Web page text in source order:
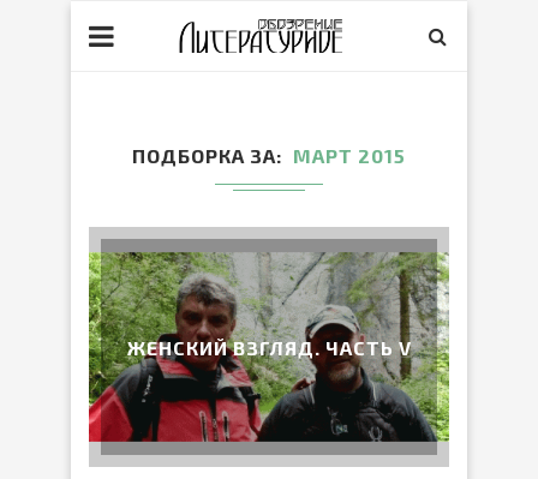
ПОДБОРКА ЗА МАРТ 2015
ЖЕНСКИЙ ВЗГЛЯД. ЧАСТЬ V